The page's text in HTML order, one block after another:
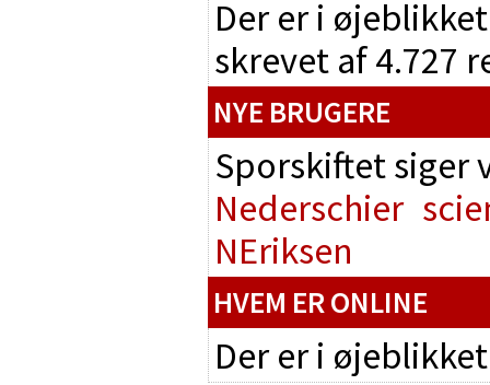
Der er i
skrevet af 4.727
NYE BRUGERE
Sporskiftet
Nederschier
NEriksen
HVEM ER ONLINE
Der er i